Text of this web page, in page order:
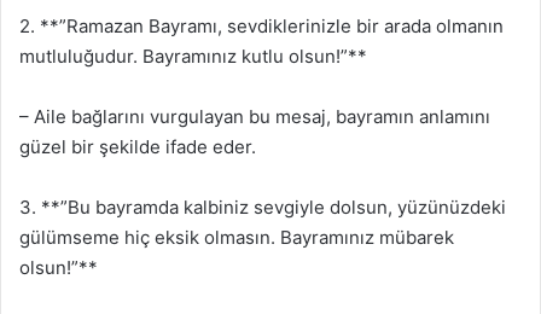
2. **”Ramazan Bayramı, sevdiklerinizle bir arada olmanın
mutluluğudur. Bayramınız kutlu olsun!”**
– Aile bağlarını vurgulayan bu mesaj, bayramın anlamını
güzel bir şekilde ifade eder.
3. **”Bu bayramda kalbiniz sevgiyle dolsun, yüzünüzdeki
gülümseme hiç eksik olmasın. Bayramınız mübarek
olsun!”**